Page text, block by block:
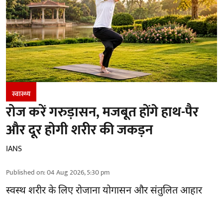
स्वास्थ्य
रोज करें गरुड़ासन, मजबूत होंगे हाथ-पैर
और दूर होगी शरीर की जकड़न
IANS
Published on:04 Aug 2026, 5:30 pm
स्वस्थ शरीर के लिए रोजाना योगासन और संतुलित आहार